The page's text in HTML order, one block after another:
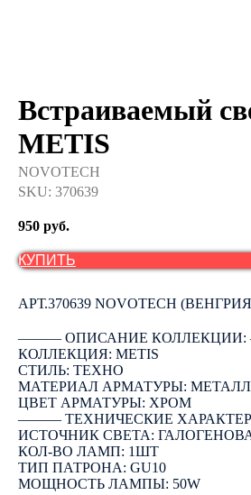
Встраиваемый
METIS
NOVOTECH
SKU: 370639
950 руб.
КУПИТЬ
АРТ.370639 NOVOTECH
――― ОПИСАНИЕ
КОЛЛЕКЦИЯ: METIS
СТИЛЬ: ТЕХНО
МАТЕРИАЛ АРМАТУРЫ: МЕТАЛЛ
ЦВЕТ АРМАТУРЫ: ХРОМ
――― ТЕХНИЧЕСКИЕ
ИСТОЧНИК СВЕТА:
КОЛ-ВО ЛАМП: 1ШТ
ТИП ПАТРОНА: GU10
МОЩНОСТЬ ЛАМПЫ: 50W